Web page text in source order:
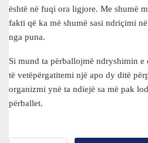
është në fuqi ora ligjore. Me shumë
fakti që ka më shumë sasi ndriçimi
nga puna.
Si mund ta përballojmë ndryshimin e
të vetëpërgatitemi një apo dy ditë
organizmi ynë ta ndiejë sa më pak
përballet.